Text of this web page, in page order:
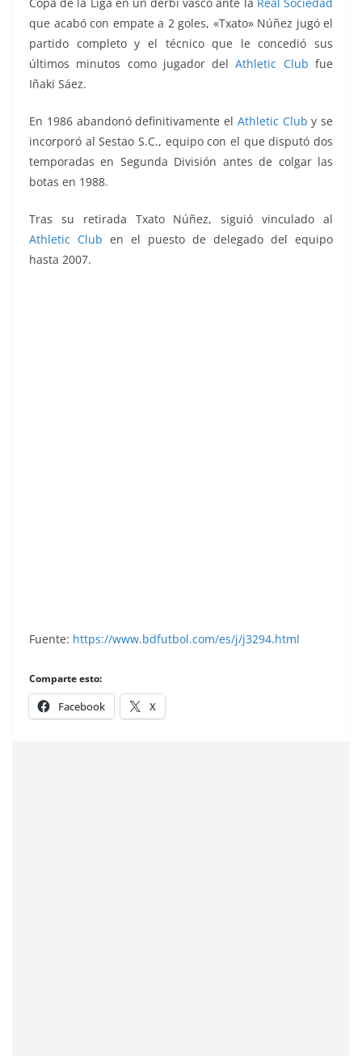
Copa de la Liga en un derbi vasco ante la Real Sociedad
que acabó con empate a 2 goles, «Txato» Núñez jugó el
partido completo y el técnico que le concedió sus
últimos minutos como jugador delAthletic Club fue
Iñaki Sáez.
En 1986 abandonó definitivamente el Athletic Club y se
incorporó al Sestao S.C., equipo con el que disputó dos
temporadas en Segunda División antes de colgar las
botas en 1988.
Tras su retirada Txato Núñez, siguió vinculado al
Athletic Club en el puesto de delegado del equipo
hasta 2007.
Fuente: https://www.bdfutbol.com/es/j/j3294.html
Comparte esto:
Facebook X